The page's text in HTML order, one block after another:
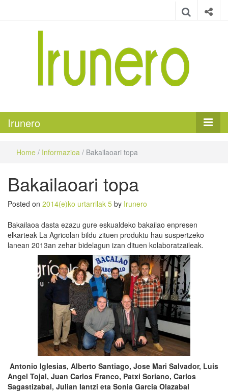
Irunero
Home / Informazioa / Bakailaoari topa
Bakailaoari topa
Posted on 2014(e)ko urtarrilak 5 by Irunero
Bakailaoa dasta ezazu gure eskualdeko bakailao enpresen
elkarteak La Agricolan bildu zituen produktu hau suspertzeko
lanean 2013an zehar bidelagun izan dituen kolaboratzaileak.
Antonio Iglesias, Alberto Santiago, Jose Mari Salvador, Luis
Angel Tojal, Juan Carlos Franco, Patxi Soriano, Carlos
Sagastizabal, Julian Iantzi eta Sonia Garcia Olazabal